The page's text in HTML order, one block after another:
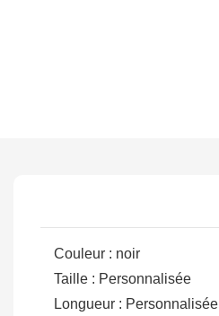
Couleur : noir
Taille : Personnalisée
Longueur : Personnalisée